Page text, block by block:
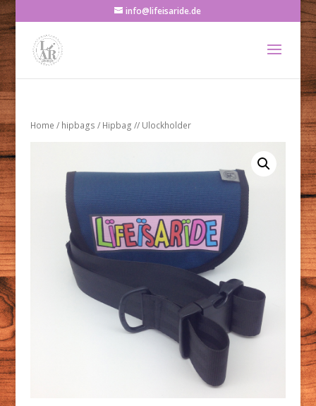
info@lifeisaride.de
Home / hipbags / Hipbag // Ulockholder